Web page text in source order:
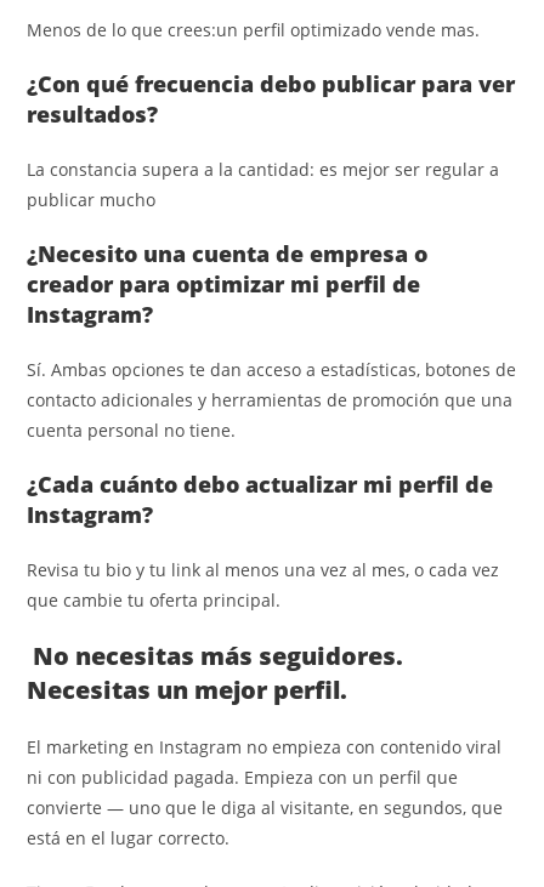
Menos de lo que crees:un perfil optimizado vende mas.
¿Con qué frecuencia debo publicar para ver
resultados?
La constancia supera a la cantidad: es mejor ser regular a
publicar mucho
¿Necesito una cuenta de empresa o
creador para optimizar mi perfil de
Instagram?
Sí. Ambas opciones te dan acceso a estadísticas, botones de
contacto adicionales y herramientas de promoción que una
cuenta personal no tiene.
¿Cada cuánto debo actualizar mi perfil de
Instagram?
Revisa tu bio y tu link al menos una vez al mes, o cada vez
que cambie tu oferta principal.
No necesitas más seguidores.
Necesitas un mejor perfil.
El marketing en Instagram no empieza con contenido viral
ni con publicidad pagada. Empieza con un perfil que
convierte — uno que le diga al visitante, en segundos, que
está en el lugar correcto.